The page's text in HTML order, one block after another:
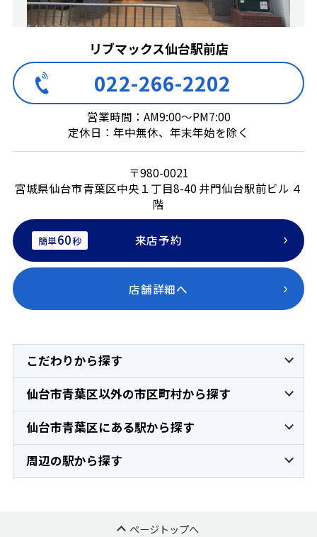
リブマックス仙台駅前店
022-266-2202
営業時間：AM9:00～PM7:00
定休日：年中無休、年末年始を除く
〒980-0021
宮城県仙台市青葉区中央１丁目8-40 井門仙台駅前ビル ４
階
簡単60秒 来店予約
店舗詳細へ
こだわりから探す
仙台市青葉区以外の市区町村から探す
仙台市青葉区にある駅から探す
周辺の駅から探す
ページトップへ